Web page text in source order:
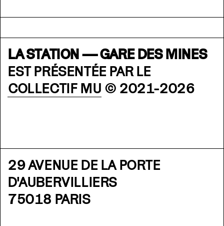
LA STATION — GARE DES MINES
EST PRÉSENTÉE PAR LE
COLLECTIF MU © 2021-2026
29 AVENUE DE LA PORTE
D'AUBERVILLIERS
75018 PARIS